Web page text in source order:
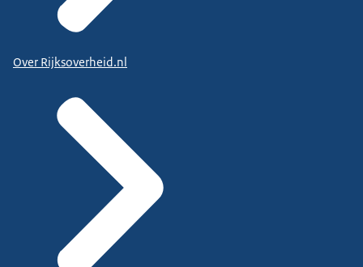
Over Rijksoverheid.nl